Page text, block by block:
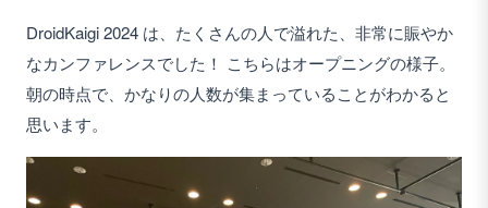
DroidKaigi 2024 は、たくさんの人で溢れた、非常に賑やか
なカンファレンスでした！ こちらはオープニングの様子。
朝の時点で、かなりの人数が集まっていることがわかると
思います。